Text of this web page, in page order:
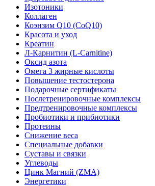
Изотоники
Коллаген
Коэнзим Q10 (CoQ10)
Красота и уход
Креатин
Л-Карнитин (L-Сarnitine)
Оксид азота
Омега 3 жирные кислоты
Повышение тестостерона
Подарочные сертификаты
Послетренировочные комплексы
Предтренировочные комплексы
Пробиотики и прибиотики
Протеины
Снижение веса
Специальные добавки
Суставы и связки
Углеводы
Цинк Магний (ZMA)
Энергетики